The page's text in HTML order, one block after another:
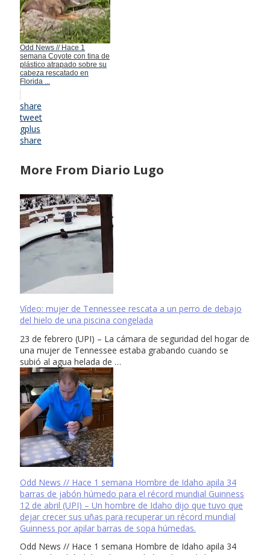
Odd News // Hace 1
semana Coyote con tina de
plástico atrapado sobre su
cabeza rescatado en
Florida ...
share
tweet
gplus
share
More From Diario Lugo
Vídeo: mujer de Tennessee rescata a un perro de debajo
del hielo de una piscina congelada
23 de febrero (UPI) – La cámara de seguridad del hogar de
una mujer de Tennessee estaba grabando cuando se
subió al agua helada de …
Odd News // Hace 1 semana Hombre de Idaho apila 34
barras de jabón húmedo para el récord mundial Guinness
12 de abril (UPI) – Un hombre de Idaho dijo que tuvo que
dejar crecer sus uñas para recuperar un récord mundial
Guinness por apilar barras de sopa húmedas.
Odd News // Hace 1 semana Hombre de Idaho apila 34